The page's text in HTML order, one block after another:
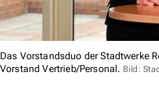
Das Vorstandsduo der Stadtwerke
Vorstand Vertrieb/Personal. Bild: